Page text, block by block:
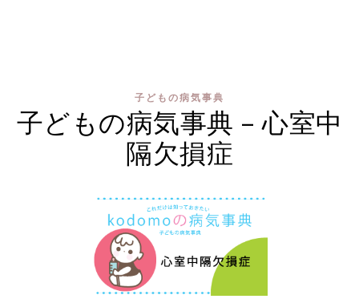
子どもの病気事典
子どもの病気事典 – 心室中
隔欠損症